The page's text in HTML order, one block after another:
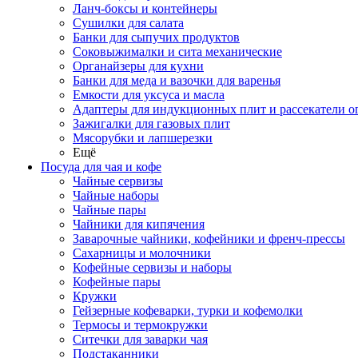
Ланч-боксы и контейнеры
Сушилки для салата
Банки для сыпучих продуктов
Соковыжималки и сита механические
Органайзеры для кухни
Банки для меда и вазочки для варенья
Емкости для уксуса и масла
Адаптеры для индукционных плит и рассекатели
Зажигалки для газовых плит
Мясорубки и лапшерезки
Ещё
Посуда для чая и кофе
Чайные сервизы
Чайные наборы
Чайные пары
Чайники для кипячения
Заварочные чайники, кофейники и френч-прессы
Сахарницы и молочники
Кофейные сервизы и наборы
Кофейные пары
Кружки
Гейзерные кофеварки, турки и кофемолки
Термосы и термокружки
Ситечки для заварки чая
Подстаканники